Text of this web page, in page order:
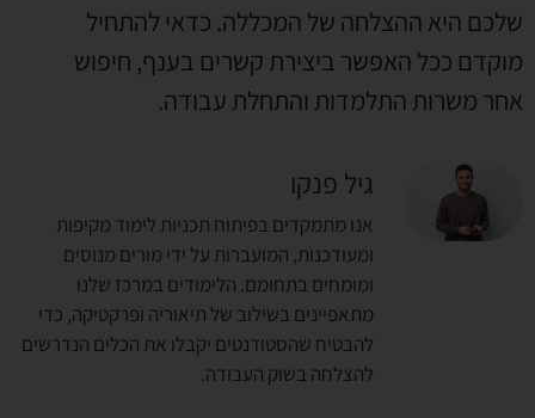
שלכם היא ההצלחה של המכללה. כדאי להתחיל
מוקדם ככל האפשר ביצירת קשרים בענף, חיפוש
אחר משרות התלמדות והתחלת עבודה.
גיל פנקו
אנו מתמקדים בפיתוח תכניות לימוד מקיפות
ומעודכנות, המועברות על ידי מורים מנוסים
ומומחים בתחומם. הלימודים במרכז שלנו
מתאפיינים בשילוב של תיאוריה ופרקטיקה, כדי
להבטיח שהסטודנטים יקבלו את הכלים הנדרשים
להצלחה בשוק העבודה.